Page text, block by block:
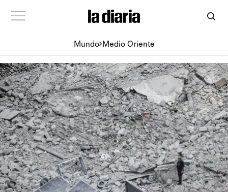
Mundo Medio Oriente